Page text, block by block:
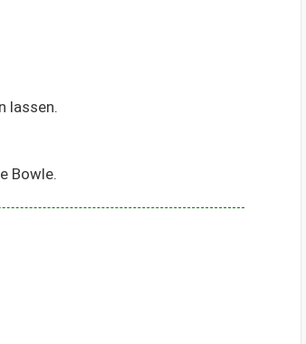
lassen.
Bowle.